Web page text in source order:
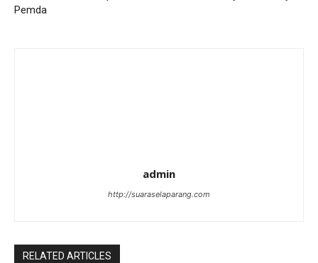
Pemda
admin
http://suaraselaparang.com
RELATED ARTICLES